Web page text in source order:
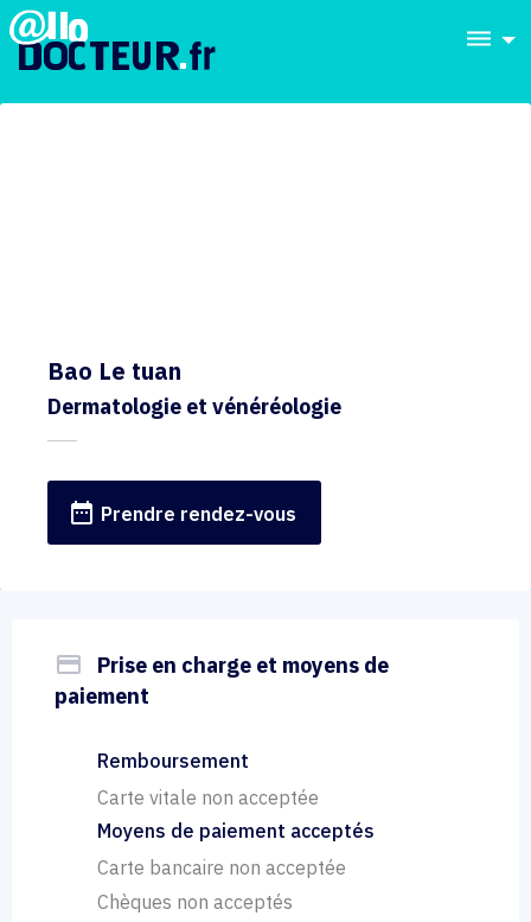
dehaze
Bao Le tuan
Dermatologie et vénéréologie
date_range Prendre rendez-vous
payment
Prise en charge et moyens de
paiement
Remboursement
Carte vitale non acceptée
Moyens de paiement acceptés
Carte bancaire non acceptée
Chèques non acceptés